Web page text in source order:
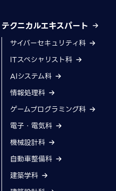
テクニカルエキスパート
サイバーセキュリティ科
ITスペシャリスト科
AIシステム科
情報処理科
ゲームプログラミング科
電子・電気科
機械設計科
自動車整備科
建築学科